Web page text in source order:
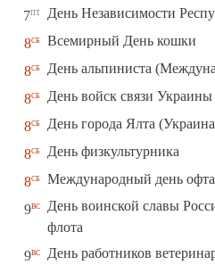
7пт День Независимости
8сб Всемирный День кошки
8сб День альпиниста
8сб День войск связи Украины
8сб День города Ялта
8сб День физкультурника
8сб Международный день
9вс
День воинской славы
флота
9вс День работников